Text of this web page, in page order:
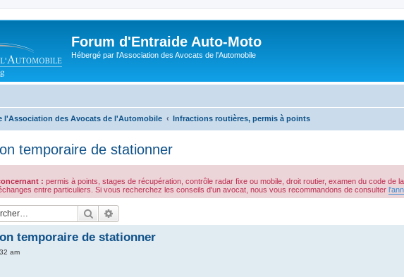
Forum d'Entraide Auto-Moto
Hébergé par l'Association des Avocats de l'Automobile
l'Association des Avocats de l'Automobile Infractions routières, permis à points
temporaire de stationner
: permis à points, stages de récupération, contrôle radar fixe ou mobile, droit routier, examen du code de
entre particuliers. Si vous recherchez les conseils d'un avocat, nous vous recommandons de consulter
Rechercher
temporaire de stationner
am